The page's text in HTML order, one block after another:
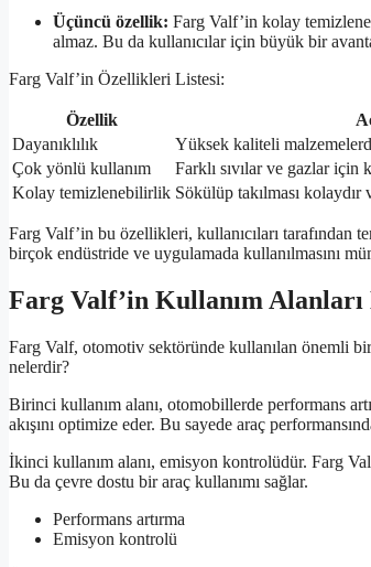
Üçüncü özellik: Farg Valf’in kolay
almaz. Bu da kullanıcılar için büyük bir
Farg Valf’in Özellikleri Listesi:
Özellik
Dayanıklılık
Yüksek kaliteli
Çok yönlü kullanım
Farklı sıvılar ve gazlar için
Kolay temizlenebilirlik Sökülüp takılması kolaydır
Farg Valf’in bu özellikleri, kullanıcıları tarafından
birçok endüstride ve uygulamada kullanılmasını
Farg Valf’in Kullanım
Farg Valf, otomotiv sektöründe kullanılan önemli
nelerdir?
Birinci kullanım alanı, otomobillerde performans
akışını optimize eder. Bu sayede araç
İkinci kullanım alanı, emisyon kontrolüdür. Farg
Bu da çevre dostu bir araç kullanımı sağlar.
Performans artırma
Emisyon kontrolü